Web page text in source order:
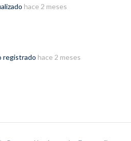
hace 2 meses
registrado hace 2 meses